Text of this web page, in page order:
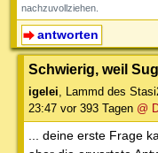
nachzuvollziehen.
antworten
Schwierig, weil
igelei, Lammd des
23:47 vor 393 Tagen @
... deine erste Frage